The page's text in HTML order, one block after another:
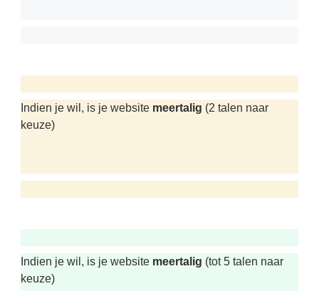
Indien je wil, is je website meertalig (2 talen naar
keuze)
Indien je wil, is je website meertalig (tot 5 talen naar
keuze)